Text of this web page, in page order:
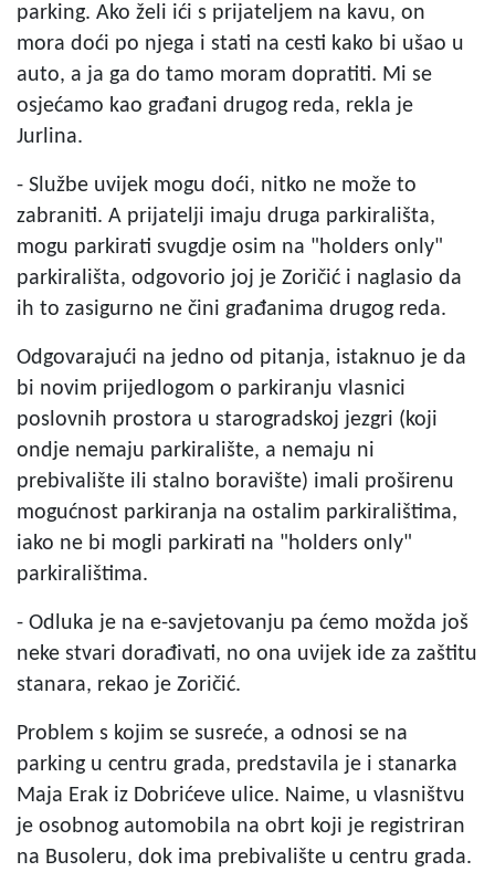
parking. Ako želi ići s prijateljem na kavu, on
mora doći po njega i stati na cesti kako bi ušao u
auto, a ja ga do tamo moram dopratiti. Mi se
osjećamo kao građani drugog reda, rekla je
Jurlina.
- Službe uvijek mogu doći, nitko ne može to
zabraniti. A prijatelji imaju druga parkirališta,
mogu parkirati svugdje osim na "holders only"
parkirališta, odgovorio joj je Zoričić i naglasio da
ih to zasigurno ne čini građanima drugog reda.
Odgovarajući na jedno od pitanja, istaknuo je da
bi novim prijedlogom o parkiranju vlasnici
poslovnih prostora u starogradskoj jezgri (koji
ondje nemaju parkiralište, a nemaju ni
prebivalište ili stalno boravište) imali proširenu
mogućnost parkiranja na ostalim parkiralištima,
iako ne bi mogli parkirati na "holders only"
parkiralištima.
- Odluka je na e-savjetovanju pa ćemo možda još
neke stvari dorađivati, no ona uvijek ide za zaštitu
stanara, rekao je Zoričić.
Problem s kojim se susreće, a odnosi se na
parking u centru grada, predstavila je i stanarka
Maja Erak iz Dobrićeve ulice. Naime, u vlasništvu
je osobnog automobila na obrt koji je registriran
na Busoleru, dok ima prebivalište u centru grada.